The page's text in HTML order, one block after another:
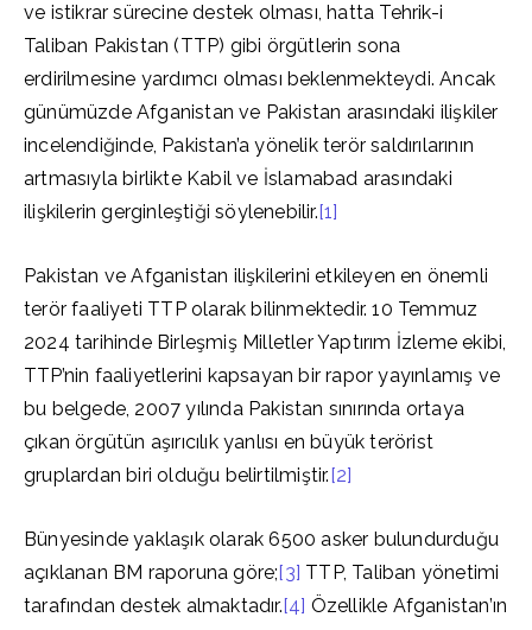
ve istikrar sürecine destek olması, hatta Tehrik-i
Taliban Pakistan (TTP) gibi örgütlerin sona
erdirilmesine yardımcı olması beklenmekteydi. Ancak
günümüzde Afganistan ve Pakistan arasındaki ilişkiler
incelendiğinde, Pakistan’a yönelik terör saldırılarının
artmasıyla birlikte Kabil ve İslamabad arasındaki
ilişkilerin gerginleştiği söylenebilir.[1]
Pakistan ve Afganistan ilişkilerini etkileyen en önemli
terör faaliyeti TTP olarak bilinmektedir. 10 Temmuz
2024 tarihinde Birleşmiş Milletler Yaptırım İzleme ekibi,
TTP’nin faaliyetlerini kapsayan bir rapor yayınlamış ve
bu belgede, 2007 yılında Pakistan sınırında ortaya
çıkan örgütün aşırıcılık yanlısı en büyük terörist
gruplardan biri olduğu belirtilmiştir.[2]
Bünyesinde yaklaşık olarak 6500 asker bulundurduğu
açıklanan BM raporuna göre;[3] TTP, Taliban yönetimi
tarafından destek almaktadır.[4] Özellikle Afganistan’ın